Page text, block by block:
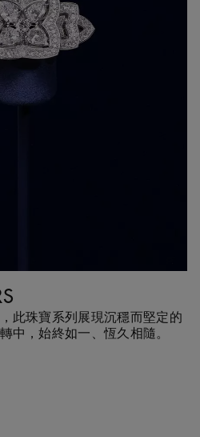
此珠寶系列展現沉穩而堅定的
，始終如一、恆久相隨。